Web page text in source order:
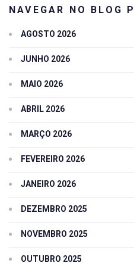
NAVEGAR NO BLOG
AGOSTO 2026
JUNHO 2026
MAIO 2026
ABRIL 2026
MARÇO 2026
FEVEREIRO 2026
JANEIRO 2026
DEZEMBRO 2025
NOVEMBRO 2025
OUTUBRO 2025